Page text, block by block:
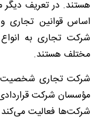
هستند. در تعریف
شرکت تجاری به
مختلف هستند.
شرکت تجاری شخصیت
مؤسسان شرکت
شرکت‌ها فعالیت می‌کند